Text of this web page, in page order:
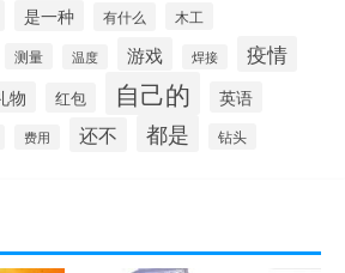
是一种 有什么 木工
测量 温度 游戏 焊接 疫情
物 红包 自己的 英语
费用 还不 都是 钻头